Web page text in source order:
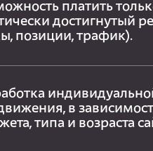
платить
достигнутый
позиции, трафик).
в
типа и возраста